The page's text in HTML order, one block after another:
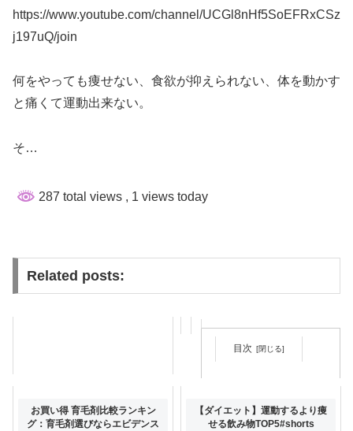
https://www.youtube.com/channel/UCGl8nHf5SoEFRxCSz
j197uQ/join
何をやっても痩せない、食欲が抑えられない、体を動かす
と痛くて運動出来ない。
そ…
287 total views , 1 views today
Related posts:
目次
オンラインエステCheer up!美
容・健康・ダイエットのお悩み
お買い得 育毛剤比較ランキン
グ：育毛剤選びならエビデンス
【ダイエット】運動するより痩
せる飲み物TOP5#shorts